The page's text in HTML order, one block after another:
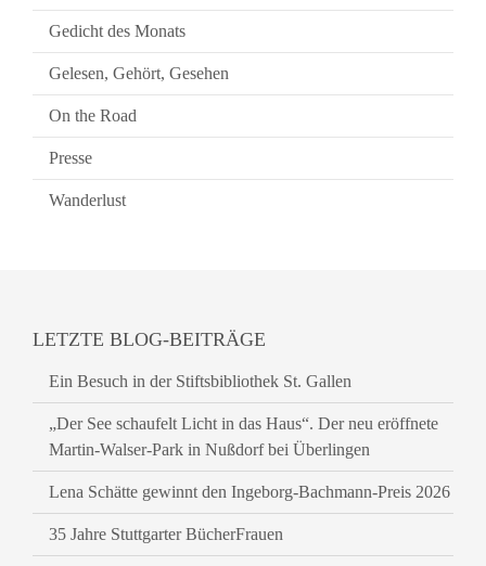
Gedicht des Monats
Gelesen, Gehört, Gesehen
On the Road
Presse
Wanderlust
LETZTE BLOG-BEITRÄGE
Ein Besuch in der Stiftsbibliothek St. Gallen
„Der See schaufelt Licht in das Haus“. Der neu eröffnete
Martin-Walser-Park in Nußdorf bei Überlingen
Lena Schätte gewinnt den Ingeborg-Bachmann-Preis 2026
35 Jahre Stuttgarter BücherFrauen